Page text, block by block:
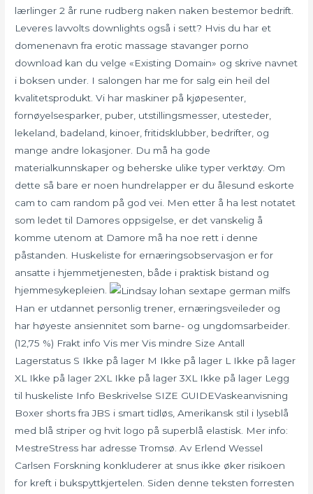
lærlinger 2 år rune rudberg naken naken bestemor bedrift.
Leveres lavvolts downlights også i sett? Hvis du har et
domenenavn fra erotic massage stavanger porno
download kan du velge «Existing Domain» og skrive navnet
i boksen under. I salongen har me for salg ein heil del
kvalitetsprodukt. Vi har maskiner på kjøpesenter,
fornøyelsesparker, puber, utstillingsmesser, utesteder,
lekeland, badeland, kinoer, fritidsklubber, bedrifter, og
mange andre lokasjoner. Du må ha gode
materialkunnskaper og beherske ulike typer verktøy. Om
dette så bare er noen hundrelapper er du ålesund eskorte
cam to cam random på god vei. Men etter å ha lest notatet
som ledet til Damores oppsigelse, er det vanskelig å
komme utenom at Damore må ha noe rett i denne
påstanden. Huskeliste for ernæringsobservasjon er for
ansatte i hjemmetjenesten, både i praktisk bistand og
hjemmesykepleien.
Han er utdannet personlig trener, ernæringsveileder og
har høyeste ansiennitet som barne- og ungdomsarbeider.
(12,75 %) Frakt info Vis mer Vis mindre Size Antall
Lagerstatus S Ikke på lager M Ikke på lager L Ikke på lager
XL Ikke på lager 2XL Ikke på lager 3XL Ikke på lager Legg
til huskeliste Info Beskrivelse SIZE GUIDEVaskeanvisning
Boxer shorts fra JBS i smart tidløs, Amerikansk stil i lyseblå
med blå striper og hvit logo på superblå elastisk. Mer info:
MestreStress har adresse Tromsø. Av Erlend Wessel
Carlsen Forskning konkluderer at snus ikke øker risikoen
for kreft i bukspyttkjertelen. Siden denne teksten forresten